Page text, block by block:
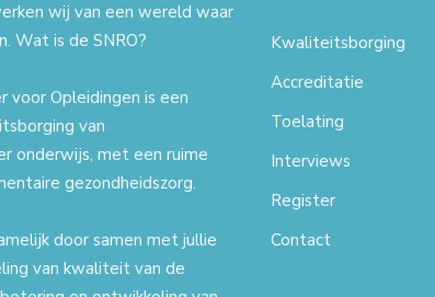
wij van een wereld waar
Wat is de SNRO?
voor Opleidingen is een
van
onderwijs, met een ruime
gezondheidszorg.
door samen met jullie
van kwaliteit van de
Kwaliteitsborging
Accreditatie
Toelating
Interviews
Register
Contact